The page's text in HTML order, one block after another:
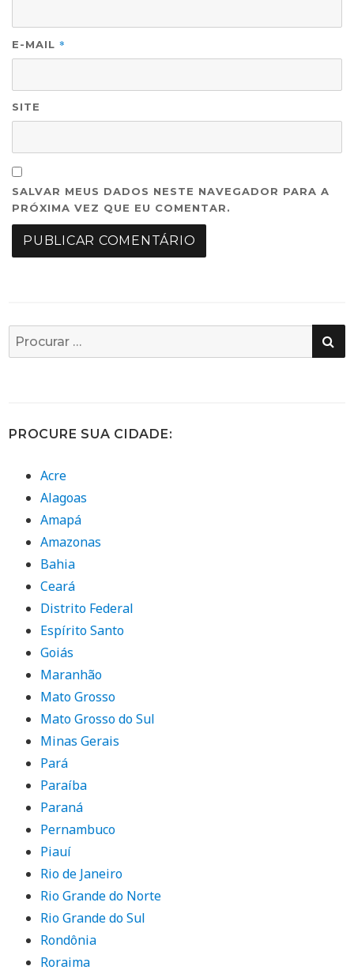
E-MAIL *
SITE
SALVAR MEUS DADOS NESTE NAVEGADOR PARA A
PRÓXIMA VEZ QUE EU COMENTAR.
Busca
por:
PROCURE SUA CIDADE:
Acre
Alagoas
Amapá
Amazonas
Bahia
Ceará
Distrito Federal
Espírito Santo
Goiás
Maranhão
Mato Grosso
Mato Grosso do Sul
Minas Gerais
Pará
Paraíba
Paraná
Pernambuco
Piauí
Rio de Janeiro
Rio Grande do Norte
Rio Grande do Sul
Rondônia
Roraima